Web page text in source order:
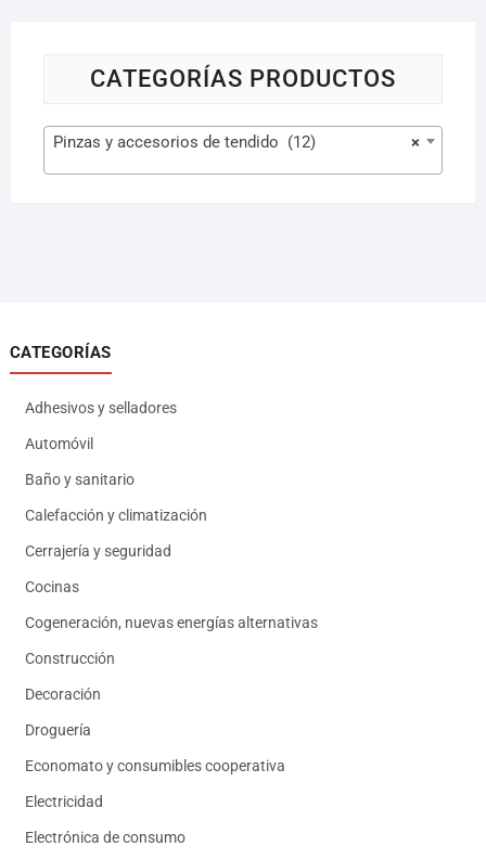
CATEGORÍAS PRODUCTOS
×
Pinzas y accesorios de tendido (12)
CATEGORÍAS
Adhesivos y selladores
Automóvil
Baño y sanitario
Calefacción y climatización
Cerrajería y seguridad
Cocinas
Cogeneración, nuevas energías alternativas
Construcción
Decoración
Droguería
Economato y consumibles cooperativa
Electricidad
Electrónica de consumo